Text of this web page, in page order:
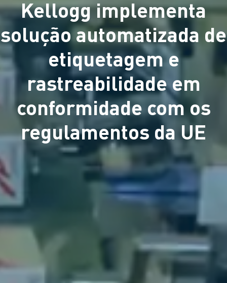
Kellogg implementa
solução automatizada de
etiquetagem e
rastreabilidade em
conformidade com os
regulamentos da UE